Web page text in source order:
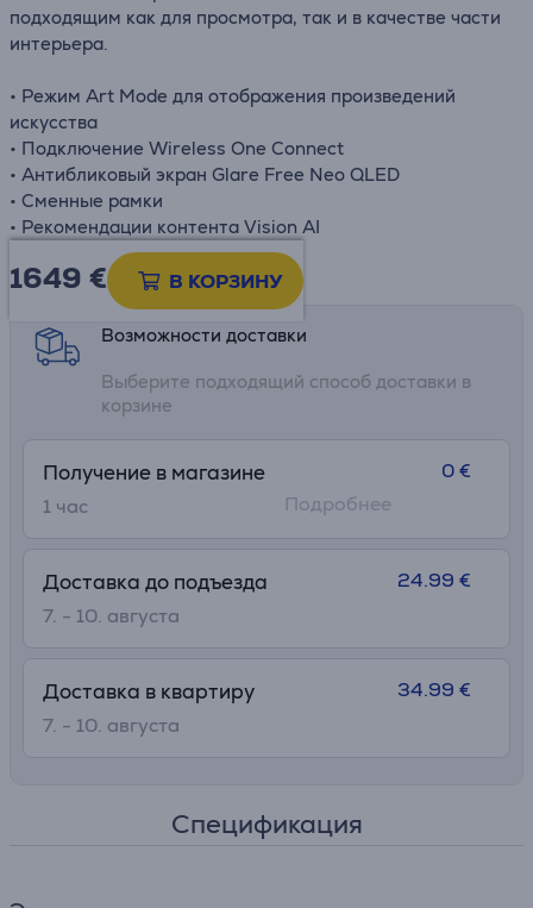
подходящим как для просмотра, так и в качестве части
интерьера.
• Режим Art Mode для отображения произведений
искусства
• Подключение Wireless One Connect
• Антибликовый экран Glare Free Neo QLED
• Сменные рамки
• Рекомендации контента Vision AI
1649 € В КОРЗИНУ
Информационный лист
Возможности доставки
Выберите подходящий способ доставки в
корзине
Получение в магазине
1 час
0 €
Подробнее
Доставка до подъезда
7. - 10. августа
24.99 €
Доставка в квартиру
7. - 10. августа
34.99 €
Спецификация